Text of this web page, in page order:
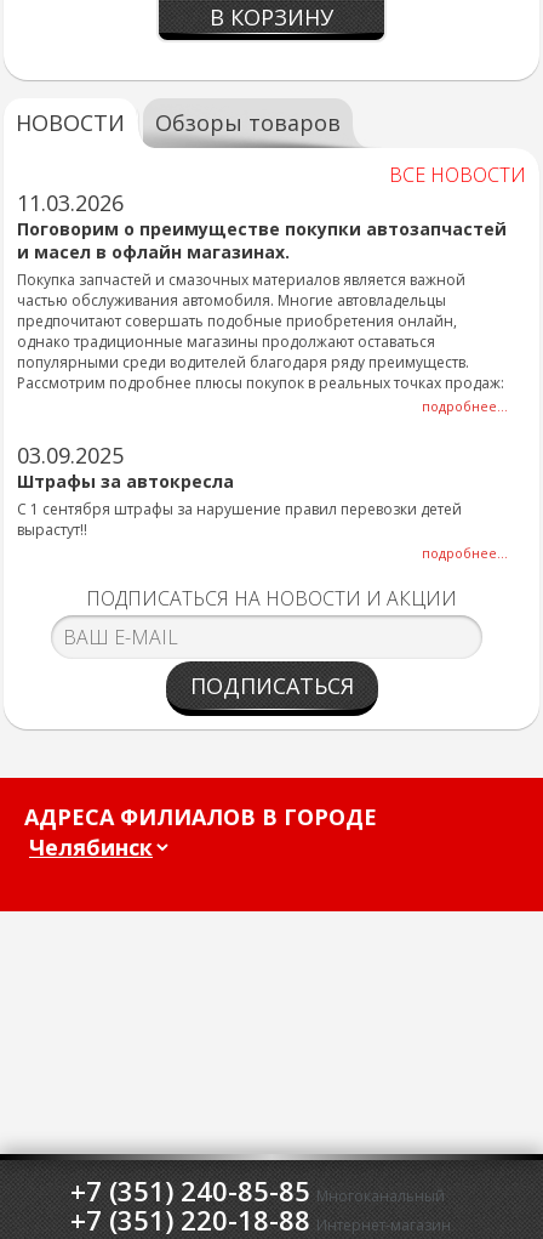
В КОРЗИНУ
НОВОСТИ Обзоры товаров
ВСЕ НОВОСТИ
11.03.2026
Поговорим о преимуществе покупки автозапчастей
и масел в офлайн магазинах.
Покупка запчастей и смазочных материалов является важной
частью обслуживания автомобиля. Многие автовладельцы
предпочитают совершать подобные приобретения онлайн,
однако традиционные магазины продолжают оставаться
популярными среди водителей благодаря ряду преимуществ.
Рассмотрим подробнее плюсы покупок в реальных точках продаж:
подробнее...
03.09.2025
Штрафы за автокресла
С 1 сентября штрафы за нарушение правил перевозки детей
вырастут!!
подробнее...
ПОДПИСАТЬСЯ НА НОВОСТИ И АКЦИИ
ПОДПИСАТЬСЯ
АДРЕСА ФИЛИАЛОВ В ГОРОДЕ
+7 (351) 240-85-85 Многоканальный
+7 (351) 220-18-88 Интернет-магазин